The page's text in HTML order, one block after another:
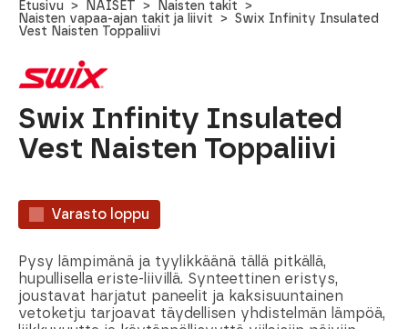
Etusivu NAISET
Naisten takit
Naisten vapaa-ajan takit ja liivit
Swix Infinity Insulated
Vest Naisten Toppaliivi
Swix Infinity Insulated
Vest Naisten Toppaliivi
Varasto loppu
Pysy lämpimänä ja tyylikkäänä tällä pitkällä,
hupullisella eriste-liivillä. Synteettinen eristys,
joustavat harjatut paneelit ja kaksisuuntainen
vetoketju tarjoavat täydellisen yhdistelmän lämpöä,